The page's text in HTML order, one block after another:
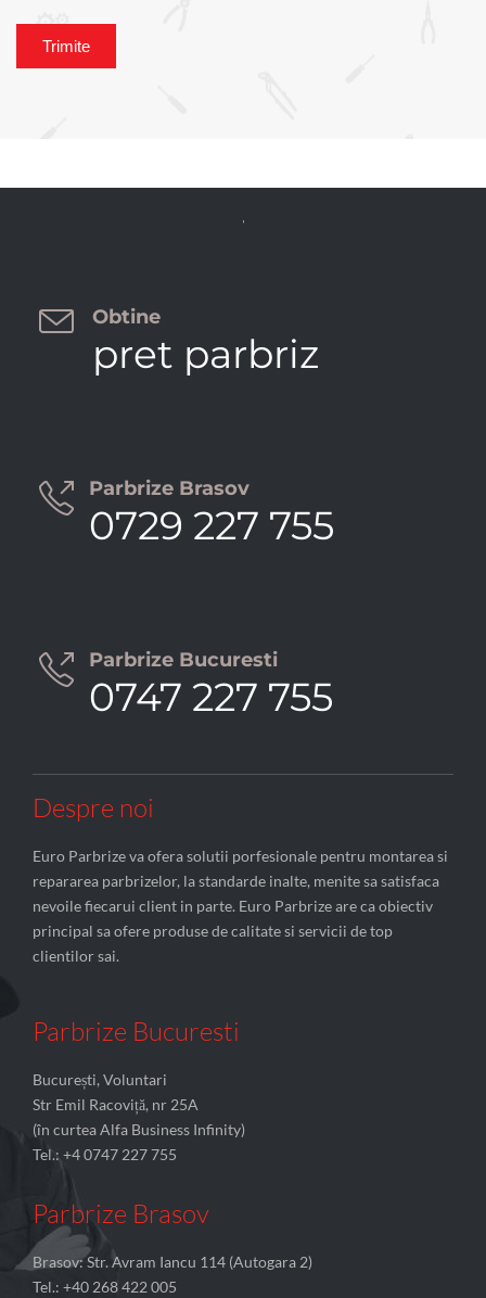
 Obtine
pret parbriz
 Parbrize Brasov
0729 227 755
 Parbrize Bucuresti
0747 227 755
Despre noi
Euro Parbrize va ofera solutii porfesionale pentru montarea si
repararea parbrizelor, la standarde inalte, menite sa satisfaca
nevoile fiecarui client in parte. Euro Parbrize are ca obiectiv
principal sa ofere produse de calitate si servicii de top
clientilor sai.
Parbrize Bucuresti
București, Voluntari
Str Emil Racoviță, nr 25A
(în curtea Alfa Business Infinity)
Tel.: +4 0747 227 755
Parbrize Brasov
Brasov: Str. Avram Iancu 114 (Autogara 2)
Tel.: +40 268 422 005